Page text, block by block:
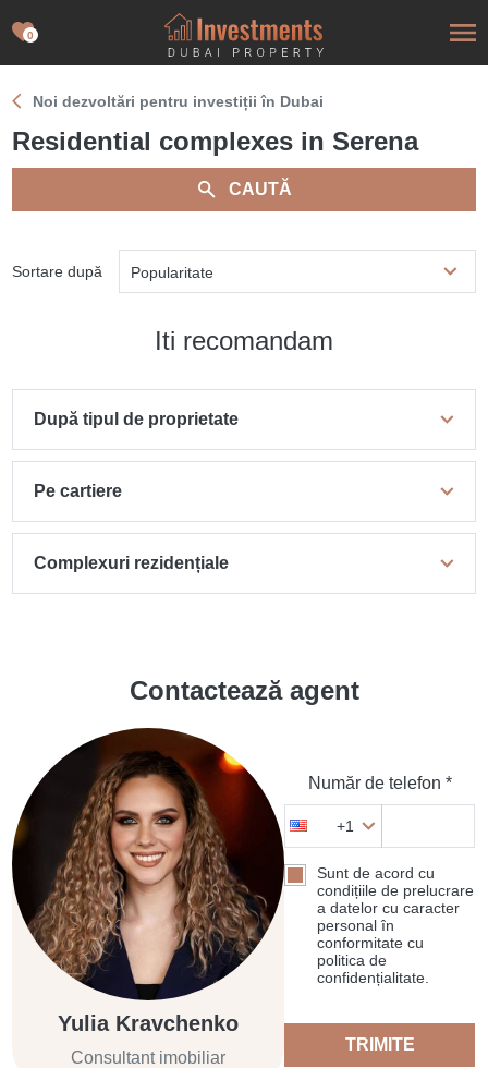
0
Noi dezvoltări pentru investiții în Dubai
Residential complexes in Serena
CAUTĂ
Sortare după Popularitate
Iti recomandam
După tipul de proprietate
Pe cartiere
Complexuri rezidențiale
Contactează agent
Yulia Kravchenko
Consultant imobiliar
Număr de telefon *
+1
Sunt de acord cu
condițiile de prelucrare
a datelor cu caracter
personal în
conformitate cu
politica de
confidențialitate.
TRIMITE